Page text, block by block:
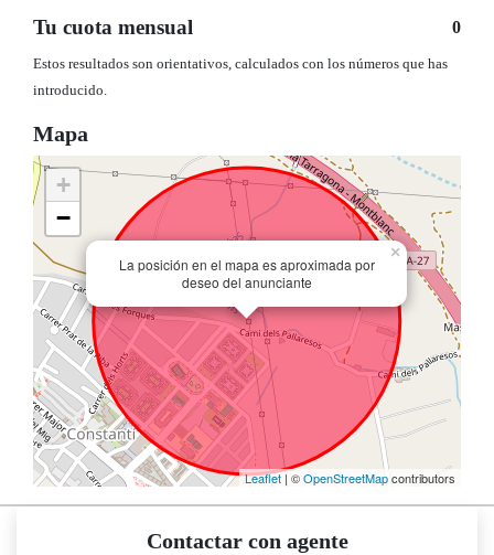
Tu cuota mensual 0
Estos resultados son orientativos, calculados con los números que has
introducido.
Mapa
La posición en el mapa es aproximada por
deseo del anunciante
×
+
−
Leaflet| ©OpenStreetMapcontributors
Contactar con agente